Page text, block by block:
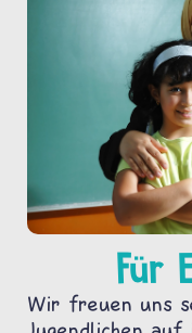
Für
Wir freuen uns